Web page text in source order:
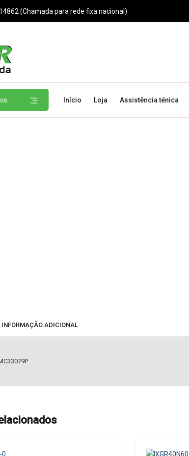
(Chamada para rede fixa nacional)
Início Loja Assistência ténica
INFORMAÇÃO ADICIONAL